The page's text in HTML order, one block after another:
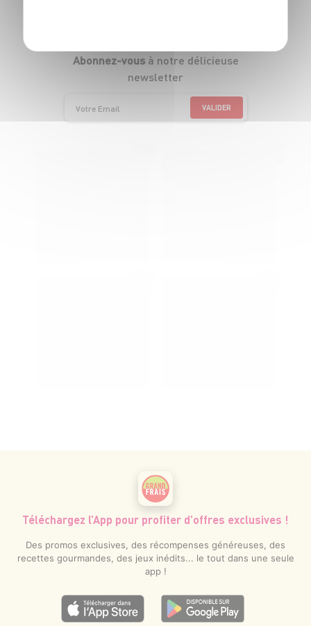
Abonnez-vousà notre délicieuse
newsletter
VALIDER
Téléchargez l’App pour profiter d’offres exclusives !
Des promos exclusives, des récompenses généreuses, des
recettes gourmandes, des jeux inédits... le tout dans une seule
app !